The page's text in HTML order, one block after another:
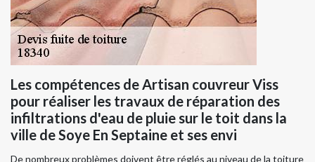
Les compétences de Artisan couvreur Viss
pour réaliser les travaux de réparation des
infiltrations d'eau de pluie sur le toit dans la
ville de Soye En Septaine et ses envi
De nombreux problèmes doivent être réglés au niveau de la toiture